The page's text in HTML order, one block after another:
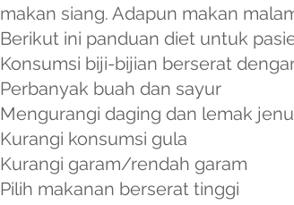
makan siang. Adapun makan
Berikut ini panduan diet untuk
Konsumsi biji-bijian berserat
Perbanyak buah dan sayur
Mengurangi daging dan lemak
Kurangi konsumsi gula
Kurangi garam/rendah garam
Pilih makanan berserat tinggi